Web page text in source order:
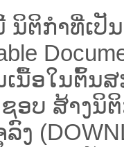
ຕິກຳທີ່ເປັ
ນື້ອໃນຕົ້ນ
ອບ ສ້າງນິ
ງ